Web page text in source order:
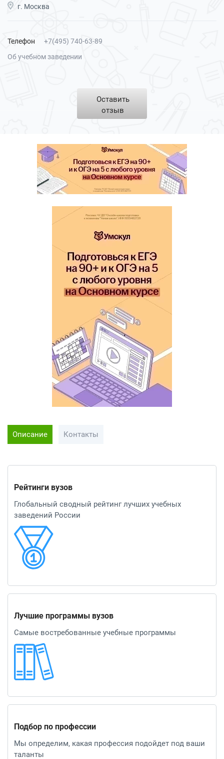
г. Москва
Телефон
+7(495) 740-63-89
Об учебном заведении
Оставить
отзыв
Описание Контакты
Рейтинги вузов
Глобальный сводный рейтинг лучших учебных
заведений России
Лучшие программы вузов
Самые востребованные учебные программы
Подбор по профессии
Мы определим, какая профессия подойдет под ваши
таланты